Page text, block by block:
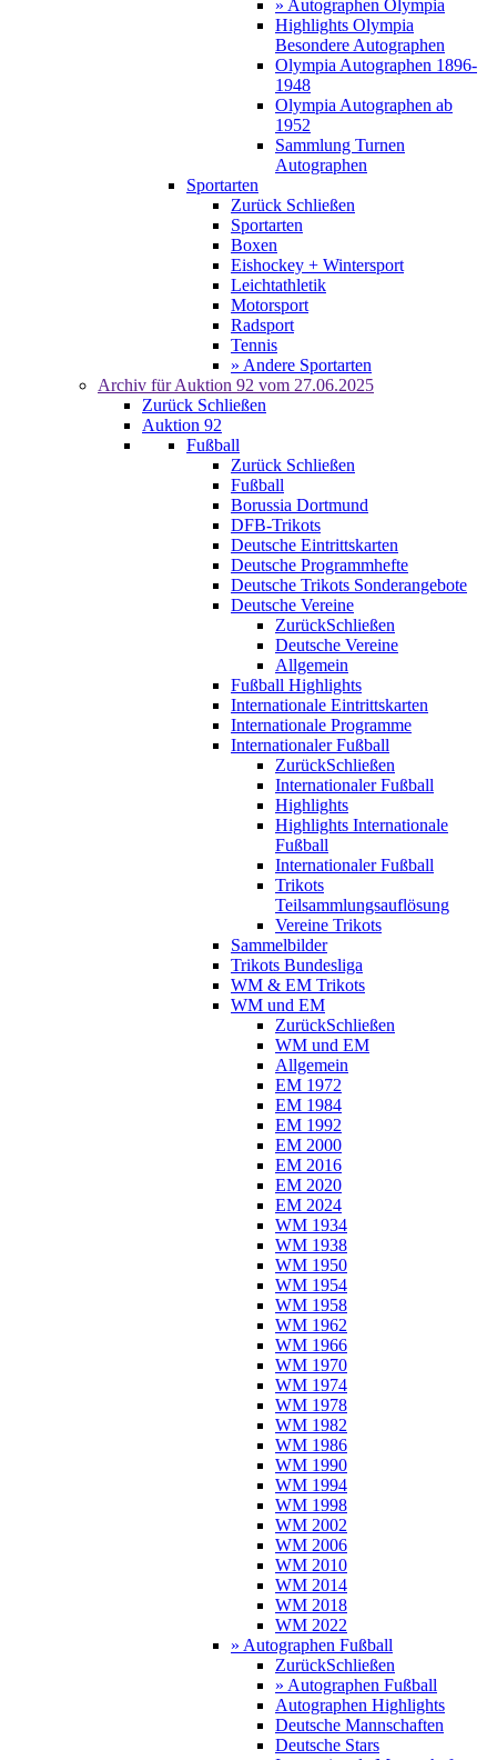
» Autographen Olympia
Highlights Olympia
Besondere Autographen
Olympia Autographen 1896-
1948
Olympia Autographen ab
1952
Sammlung Turnen
Autographen
Sportarten
Zurück Schließen
Sportarten
Boxen
Eishockey + Wintersport
Leichtathletik
Motorsport
Radsport
Tennis
» Andere Sportarten
Archiv für Auktion 92 vom 27.06.2025
Zurück Schließen
Auktion 92
Fußball
Zurück Schließen
Fußball
Borussia Dortmund
DFB-Trikots
Deutsche Eintrittskarten
Deutsche Programmhefte
Deutsche Trikots Sonderangebote
Deutsche Vereine
ZurückSchließen
Deutsche Vereine
Allgemein
Fußball Highlights
Internationale Eintrittskarten
Internationale Programme
Internationaler Fußball
ZurückSchließen
Internationaler Fußball
Highlights
Highlights Internationale
Fußball
Internationaler Fußball
Trikots
Teilsammlungsauflösung
Vereine Trikots
Sammelbilder
Trikots Bundesliga
WM & EM Trikots
WM und EM
ZurückSchließen
WM und EM
Allgemein
EM 1972
EM 1984
EM 1992
EM 2000
EM 2016
EM 2020
EM 2024
WM 1934
WM 1938
WM 1950
WM 1954
WM 1958
WM 1962
WM 1966
WM 1970
WM 1974
WM 1978
WM 1982
WM 1986
WM 1990
WM 1994
WM 1998
WM 2002
WM 2006
WM 2010
WM 2014
WM 2018
WM 2022
» Autographen Fußball
ZurückSchließen
» Autographen Fußball
Autographen Highlights
Deutsche Mannschaften
Deutsche Stars